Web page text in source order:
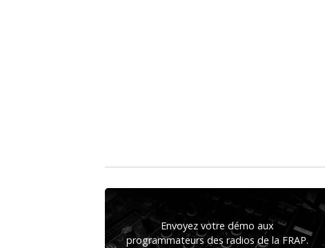
Envoyez votre démo aux
programmateurs des radios de la FRAP.